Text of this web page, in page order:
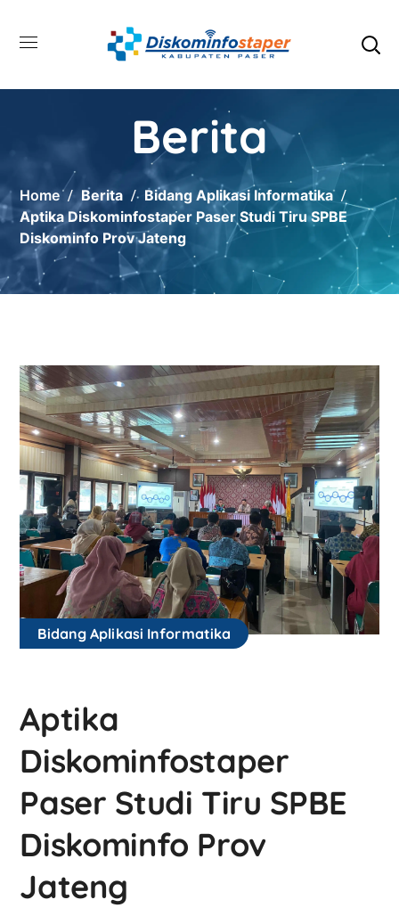
Berita
Home Berita
Bidang Aplikasi Informatika
Aptika Diskominfostaper Paser Studi Tiru SPBE
Diskominfo Prov Jateng
Bidang Aplikasi Informatika
Aptika
Diskominfostaper
Paser Studi Tiru SPBE
Diskominfo Prov
Jateng